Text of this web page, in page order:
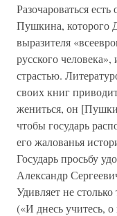
Разочароваться
Пушкина, которого
выразителя
русского
страстью.
своих книг
жениться, он
чтобы государь
его жалованья
Государь просьбу
Александр
Удивляет не
(«И днесь учитесь,